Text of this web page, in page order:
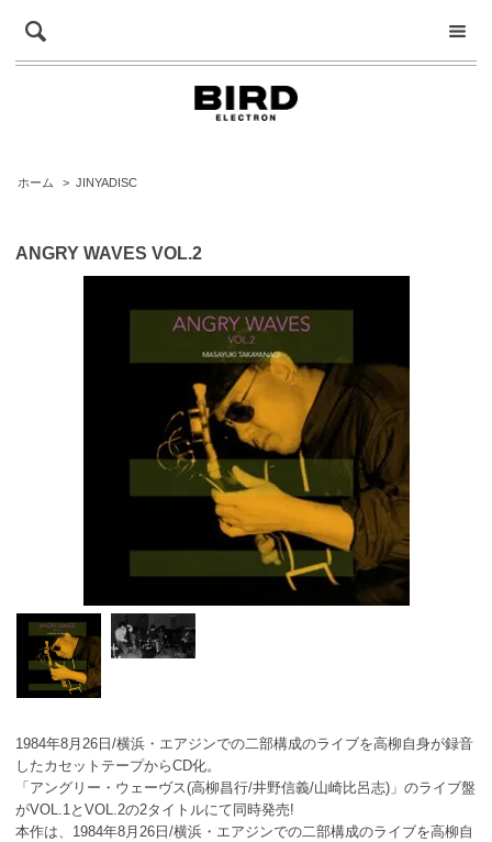
ホーム > JINYADISC
ANGRY WAVES VOL.2
1984年8月26日/横浜・エアジンでの二部構成のライブを高柳自身が録音
したカセットテープからCD化。
「アングリー・ウェーヴス(高柳昌行/井野信義/山崎比呂志)」のライブ盤
がVOL.1とVOL.2の2タイトルにて同時発売!
本作は、1984年8月26日/横浜・エアジンでの二部構成のライブを高柳自